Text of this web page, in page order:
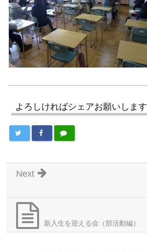
よろしければシェアお願いします
Next
新入生を迎える会（部活動編）